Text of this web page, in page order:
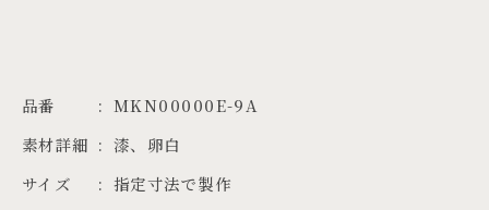
品番
MKN00000E-9A
素材詳細
漆、卵白
サイズ
指定寸法で製作